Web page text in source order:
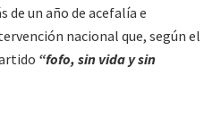
de un año de acefalía e
nacional que, según el
“fofo, sin vida y sin